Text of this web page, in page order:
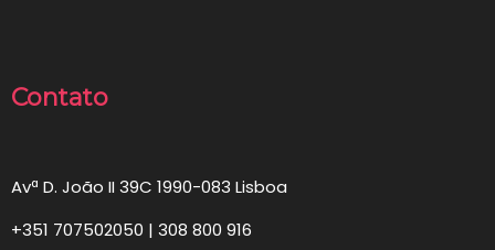
Contato
Avª D. João II 39C 1990-083 Lisboa
+351 707502050 | 308 800 916